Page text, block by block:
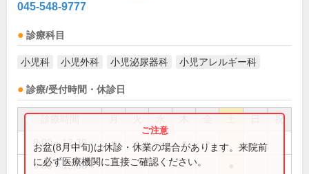
045-548-9777
診療科目
小児科 小児外科 小児泌尿器科 小児アレルギー科
診療/受付時間・休診日
祝
9:00～12:30 ● ● ● ●
9:00～13:00
お盆(8月中旬)は休診・休業の場合があります。来院前
に必ず医療機関に直接ご確認ください。